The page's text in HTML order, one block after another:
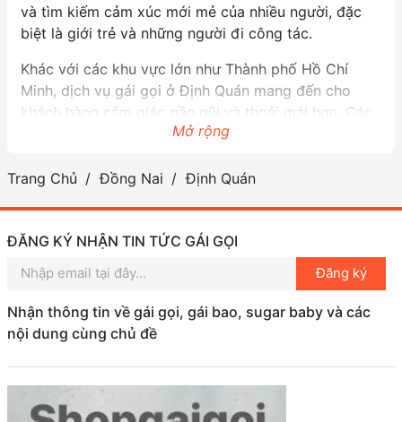
và tìm kiếm cảm xúc mới mẻ của nhiều người, đặc
biệt là giới trẻ và những người đi công tác.
Khác với các khu vực lớn như Thành phố Hồ Chí
Minh, dịch vụ gái gọi ở Định Quán mang đến cho
khách hàng cảm giác gần gũi và thoải mái hơn. Các
cô gái gọi tại đây thường có ngoại hình ưa nhìn, tính
khách hàng. Họ không chỉ đơn thuần là người đồng
Tuy nhiên, cần lưu ý rằng việc sử dụng dịch vụ gái
gọi cần phải đặt sự an toàn và trách nhiệm lên hàng
xa những rủi ro có thể gặp phải. Định Quán cũng có
nhiều cơ sở, trang mạng cung cấp thông tin hữu ích
về dịch vụ này, giúp khách hàng có những lựa chọn
sáng suốt.
Mở rộng
Trang Chủ Đồng Nai Định Quán
ĐĂNG KÝ NHẬN TIN TỨC GÁI GỌI
Đăng ký
Nhận thông tin về gái gọi, gái bao, sugar baby và các
nội dung cùng chủ đề